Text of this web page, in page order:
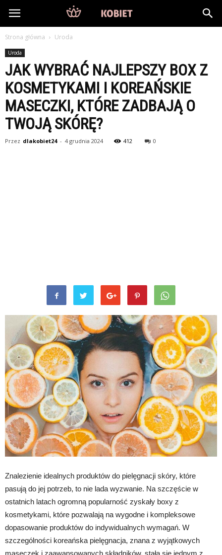
DlaKobiet24.pl
Strona główna Uroda
Uroda
JAK WYBRAĆ NAJLEPSZY BOX Z
KOSMETYKAMI I KOREAŃSKIE
MASECZKI, KTÓRE ZADBAJĄ O
TWOJĄ SKÓRĘ?
Przez dlakobiet24 - 4 grudnia 2024 412 0
Znalezienie idealnych produktów do pielęgnacji skóry, które
pasują do jej potrzeb, to nie lada wyzwanie. Na szczęście w
ostatnich latach ogromną popularność zyskały boxy z
kosmetykami, które pozwalają na wygodne i kompleksowe
dopasowanie produktów do indywidualnych wymagań. W
szczególności koreańska pielęgnacja, znana z wyjątkowych